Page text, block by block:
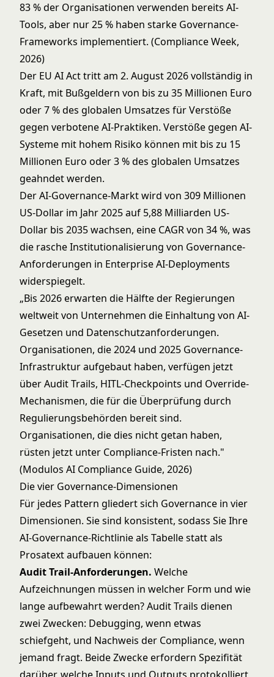
83 % der Organisationen verwenden bereits AI-
Tools, aber nur 25 % haben starke Governance-
Frameworks implementiert. (Compliance Week,
2026)
Der EU AI Act tritt am 2. August 2026 vollständig in
Kraft, mit Bußgeldern von bis zu 35 Millionen Euro
oder 7 % des globalen Umsatzes für Verstöße
gegen verbotene AI-Praktiken. Verstöße gegen AI-
Systeme mit hohem Risiko können mit bis zu 15
Millionen Euro oder 3 % des globalen Umsatzes
geahndet werden.
Der AI-Governance-Markt wird von 309 Millionen
US-Dollar im Jahr 2025 auf 5,88 Milliarden US-
Dollar bis 2035 wachsen, eine CAGR von 34 %, was
die rasche Institutionalisierung von Governance-
Anforderungen in Enterprise AI-Deployments
widerspiegelt.
„Bis 2026 erwarten die Hälfte der Regierungen
weltweit von Unternehmen die Einhaltung von AI-
Gesetzen und Datenschutzanforderungen.
Organisationen, die 2024 und 2025 Governance-
Infrastruktur aufgebaut haben, verfügen jetzt
über Audit Trails, HITL-Checkpoints und Override-
Mechanismen, die für die Überprüfung durch
Regulierungsbehörden bereit sind.
Organisationen, die dies nicht getan haben,
rüsten jetzt unter Compliance-Fristen nach."
(Modulos AI Compliance Guide, 2026)
Die vier Governance-Dimensionen
Für jedes Pattern gliedert sich Governance in vier
Dimensionen. Sie sind konsistent, sodass Sie Ihre
AI-Governance-Richtlinie als Tabelle statt als
Prosatext aufbauen können:
Audit Trail-Anforderungen. Welche
Aufzeichnungen müssen in welcher Form und wie
lange aufbewahrt werden? Audit Trails dienen
zwei Zwecken: Debugging, wenn etwas
schiefgeht, und Nachweis der Compliance, wenn
jemand fragt. Beide Zwecke erfordern Spezifität